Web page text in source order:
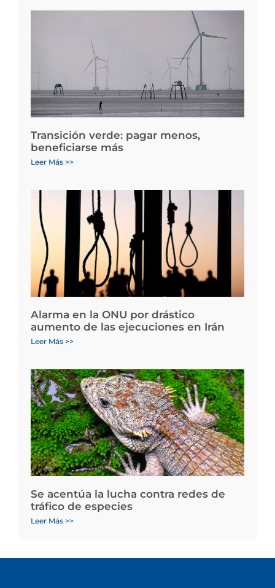
Transición verde: pagar menos,
beneficiarse más
Leer Más >>
Alarma en la ONU por drástico
aumento de las ejecuciones en Irán
Leer Más >>
Se acentúa la lucha contra redes de
tráfico de especies
Leer Más >>